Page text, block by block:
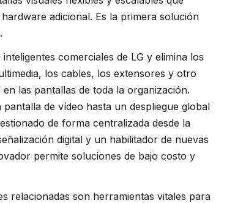
adicional. Es la primera solución
comerciales de LG y elimina los
los cables, los extensores y otro
las pantallas de toda la organización.
de vídeo hasta un despliegue global
de forma centralizada desde la
digital y un habilitador de nuevas
permite soluciones de bajo costo y
relacionadas son herramientas vitales para